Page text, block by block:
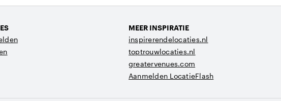
MEER INSPIRATIE
inspirerendelocaties.nl
toptrouwlocaties.nl
greatervenues.com
Aanmelden LocatieFlash